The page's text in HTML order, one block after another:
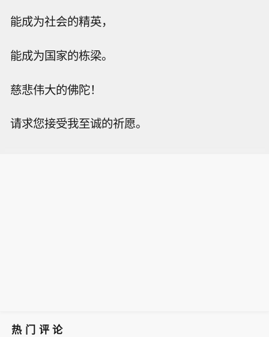
能成为社会的精英，
能成为国家的栋梁。
慈悲伟大的佛陀！
请求您接受我至诚的祈愿。
热门评论